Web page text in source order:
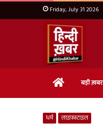
Friday, July 31 2026
Home बड़ी ख़बर
धर्म लाइफ़स्टाइल